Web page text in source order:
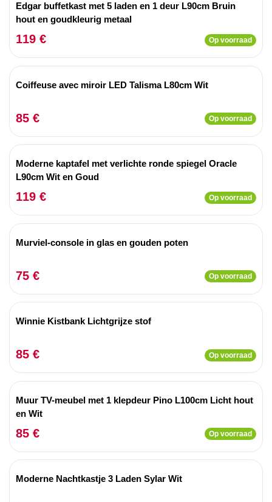
Edgar buffetkast met 5 laden en 1 deur L90cm Bruin
hout en goudkleurig metaal
119 € Op voorraad
Coiffeuse avec miroir LED Talisma L80cm Wit
85 € Op voorraad
Moderne kaptafel met verlichte ronde spiegel Oracle
L90cm Wit en Goud
119 € Op voorraad
Murviel-console in glas en gouden poten
75 € Op voorraad
Winnie Kistbank Lichtgrijze stof
85 € Op voorraad
Muur TV-meubel met 1 klepdeur Pino L100cm Licht hout
en Wit
85 € Op voorraad
Moderne Nachtkastje 3 Laden Sylar Wit